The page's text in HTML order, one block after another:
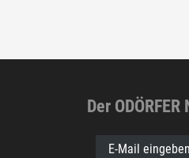
Der
E-Mail eingeben